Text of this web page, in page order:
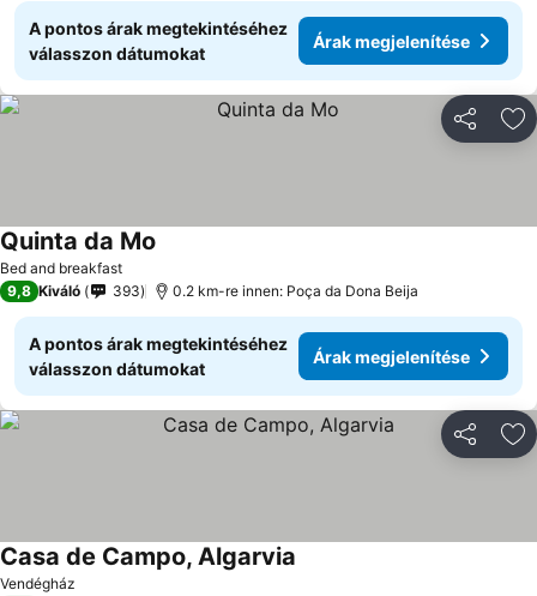
A pontos árak megtekintéséhez
válasszon dátumokat
Árak megjelenítése
Bed and breakfast
Quinta da Mo
9,8 Kiváló 393 0.2 km-re innen: Poça da Dona Beija
A pontos árak megtekintéséhez
válasszon dátumokat
Árak megjelenítése
Vendégház
Casa de Campo, Algarvia